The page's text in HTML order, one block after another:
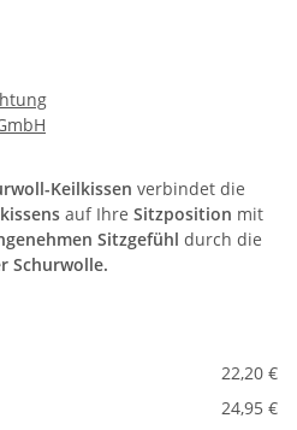
Keilkissen verbindet die
auf Ihre Sitzposition mit
Sitzgefühl durch die
Schurwolle.
22,20 €
24,95 €